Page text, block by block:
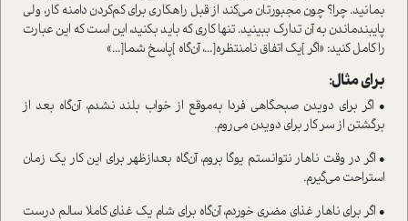
بمانید. چرا؟ چون مجبورتان می‌کند از قبل راهکاری برای کم‌کردن دامنه کار، ولی
پایبند‌ماندن به آن تدارک ببینید. تنها کاری که باید بکنید، این ا‌ست که این عبارت
را کامل کنید: «اگر ]یک اتفاق نامنتظره[...، آن‌گاه ]پاسخ شما[...»
برای مثال:
• اگر برای دویدن صبحگاهی فردا به‌موقع از خواب بلند نشدم، آن‌گاه بعد از
برگشتن از سر کار برای دویدن می‌روم.
• اگر در وقت ناهار نتوانستم یوگا بروم، آن‌گاه بعد‌از‌ظهر برای این کار یک زمان
ا‌ستراحت می‌گیرم.
• اگر برای ناهار غذای مضری خوردم، آن‌گاه برای شام یک غذای کاملا سالم درست